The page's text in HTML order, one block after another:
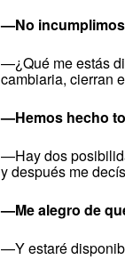
—No
—¿Qué me estás
cambiaria, cierran
—Hemos hecho
—Hay dos
y después me
—Me alegro de
—Y estaré